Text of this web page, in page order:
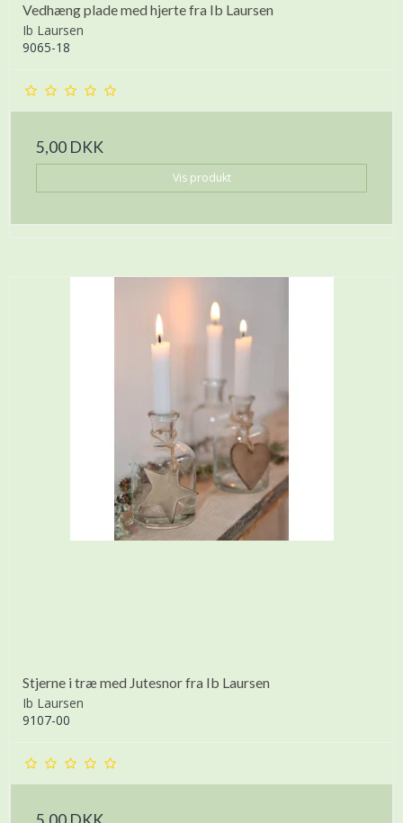
Vedhæng plade med hjerte fra Ib Laursen
Ib Laursen
9065-18
5,00 DKK
Vis produkt
Stjerne i træ med Jutesnor fra Ib Laursen
Ib Laursen
9107-00